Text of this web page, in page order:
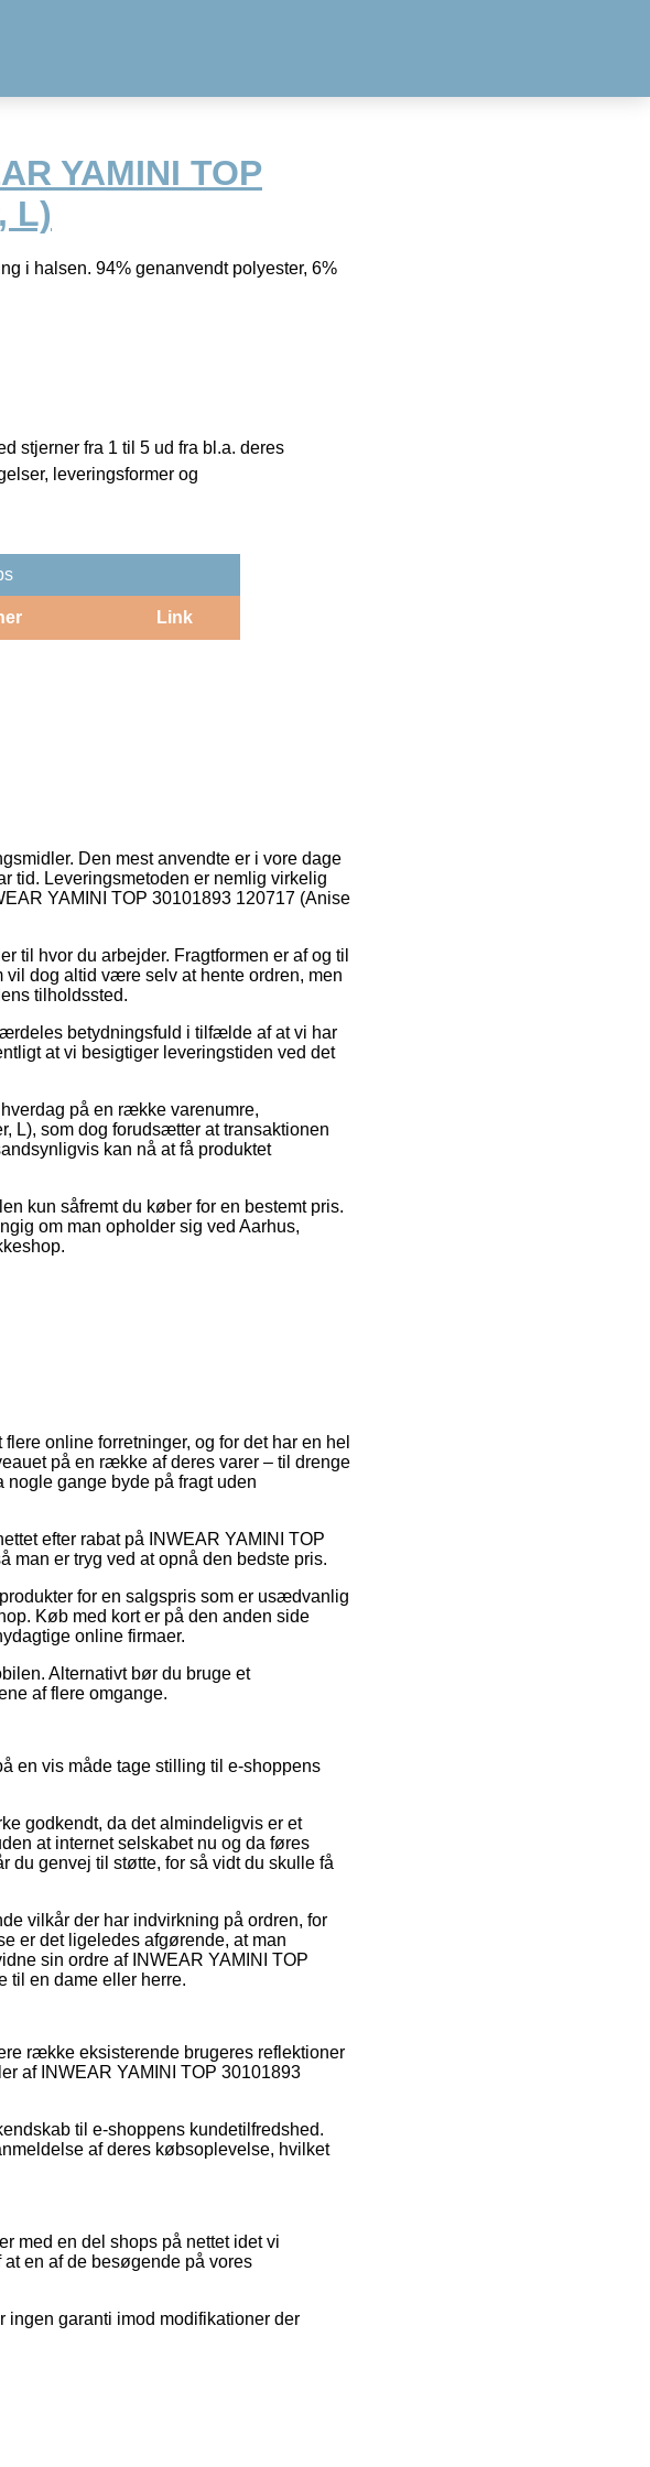
YAMINI TOP
L)
i halsen. 94% genanvendt polyester, 6%
stjerner fra 1 til 5 ud fra bl.a. deres
leveringsformer og
Link
Den mest anvendte er i vore dage
tid. Leveringsmetoden er nemlig virkelig
YAMINI TOP 30101893 120717 (Anise
til hvor du arbejder. Fragtformen er af og til
dog altid være selv at hente ordren, men
tilholdssted.
betydningsfuld i tilfælde af at vi har
at vi besigtiger leveringstiden ved det
på en række varenumre,
L), som dog forudsætter at transaktionen
kan nå at få produktet
kun såfremt du køber for en bestemt pris.
om man opholder sig ved Aarhus,
online forretninger, og for det har en hel
på en række af deres varer – til drenge
nogle gange byde på fragt uden
efter rabat på INWEAR YAMINI TOP
man er tryg ved at opnå den bedste pris.
for en salgspris som er usædvanlig
Køb med kort er på den anden side
online firmaer.
Alternativt bør du bruge et
af flere omgange.
en vis måde tage stilling til e-shoppens
godkendt, da det almindeligvis er et
at internet selskabet nu og da føres
du genvej til støtte, for så vidt du skulle få
vilkår der har indvirkning på ordren, for
er det ligeledes afgørende, at man
sin ordre af INWEAR YAMINI TOP
til en dame eller herre.
række eksisterende brugeres reflektioner
af INWEAR YAMINI TOP 30101893
til e-shoppens kundetilfredshed.
af deres købsoplevelse, hvilket
med en del shops på nettet idet vi
en af de besøgende på vores
ingen garanti imod modifikationer der